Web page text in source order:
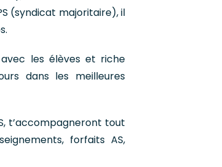
(syndicat majoritaire), il
avec les élèves et riche
dans les meilleures
t’accompagneront tout
forfaits AS,